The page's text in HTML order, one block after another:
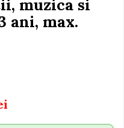
muzica si
ani, max.